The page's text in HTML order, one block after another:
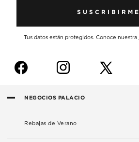
SUSCRIBIRME
Tus datos están protegidos. Conoce nuestra
f i
NEGOCIOS PALACIO
Rebajas de Verano